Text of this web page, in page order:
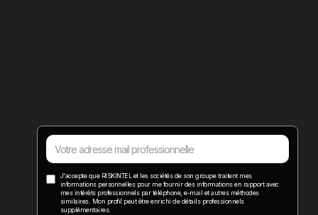
J'accepte que RISKINTEL et les sociétés de son groupe traitent mes
informations personnelles pour me fournir des informations en rapport avec
mes intérêts professionnels par téléphone, e-mail et autres méthodes
similaires. Mon profil peut être enrichi de détails professionnels
supplémentaires.